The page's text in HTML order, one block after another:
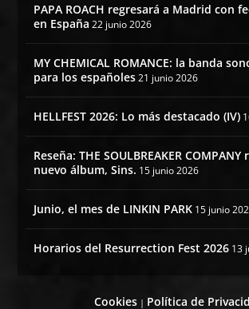
PAPA ROACH regresará a Madrid con
en España 22 junio 2026
MY CHEMICAL ROMANCE: la banda
para los españoles 21 junio 2026
HELLFEST 2026: Lo más destacado (IV)
Reseña: THE SOULBREAKER
nuevo álbum, Sins. 15 junio 2026
Junio, el mes de LINKIN PARK 15 junio
Horarios del Resurrection Fest 2026 13
Cookies| Política de